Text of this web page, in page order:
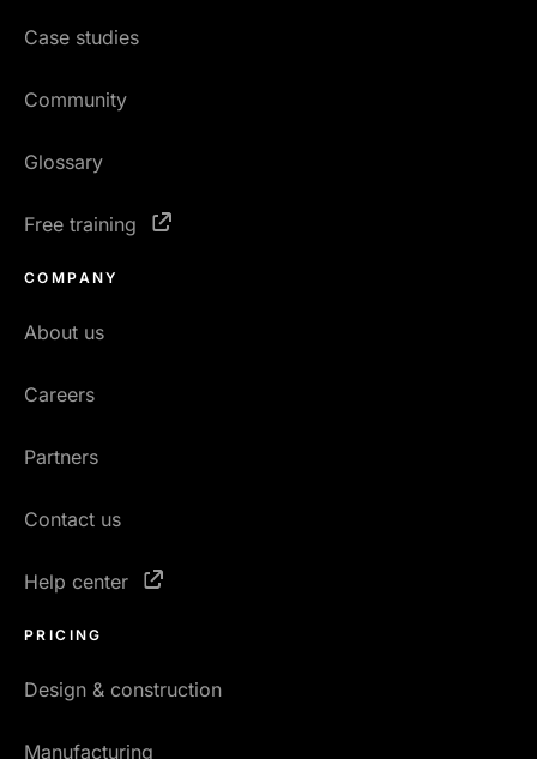
Case studies
Community
Glossary
Free training
COMPANY
About us
Careers
Partners
Contact us
Help center
PRICING
Design & construction
Manufacturing